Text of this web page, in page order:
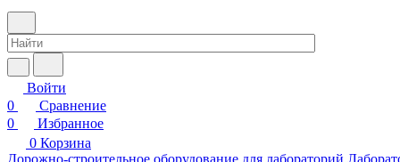
Войти
0
Сравнение
0
Избранное
0 Корзина
Дорожно-строительное оборудование для лабораторий